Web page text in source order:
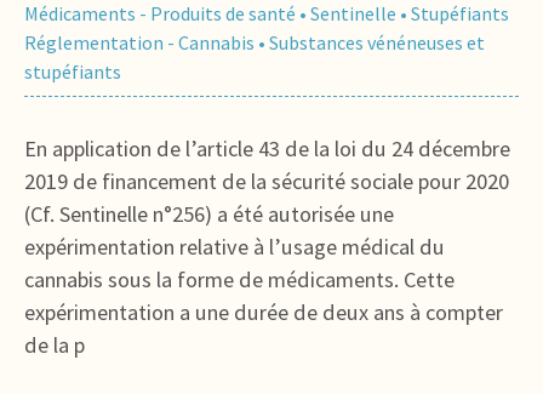
Médicaments - Produits de santé • Sentinelle • Stupéfiants
Réglementation - Cannabis • Substances vénéneuses et
stupéfiants
En application de l’article 43 de la loi du 24 décembre
2019 de financement de la sécurité sociale pour 2020
(Cf. Sentinelle n°256) a été autorisée une
expérimentation relative à l’usage médical du
cannabis sous la forme de médicaments. Cette
expérimentation a une durée de deux ans à compter
de la p